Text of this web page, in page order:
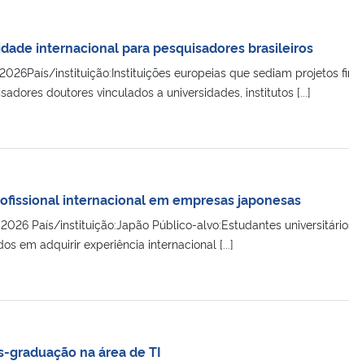
internacional para pesquisadores brasileiros
instituição:Instituições europeias que sediam projetos
doutores vinculados a universidades, institutos [...]
internacional em empresas japonesas
País/instituição:Japão Público-alvo:Estudantes
em adquirir experiência internacional [...]
graduação na área de TI